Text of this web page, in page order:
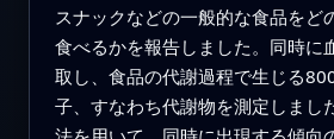
スナックなどの一般的な食品をど
食べるかを報告しました。同時に
取し、食品の代謝過程で生じる
子、すなわち代謝物を測定しまし